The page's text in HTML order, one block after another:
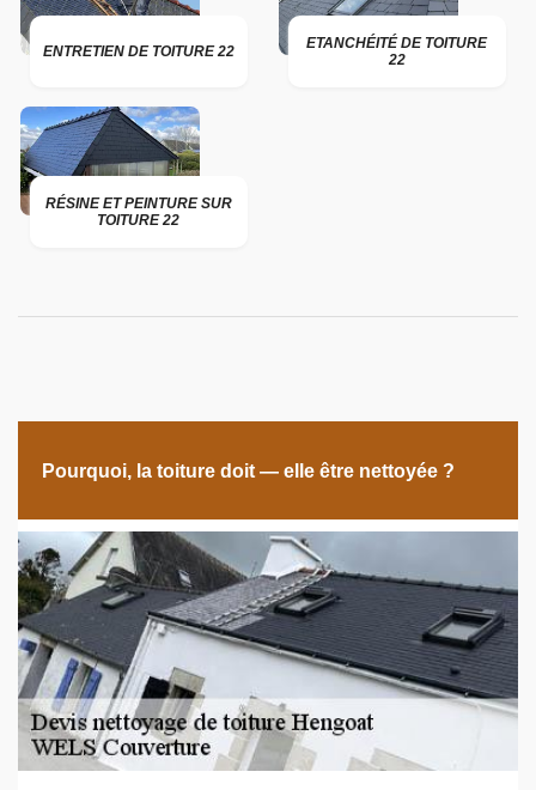
ENTRETIEN DE TOITURE 22
ETANCHÉITÉ DE TOITURE
22
RÉSINE ET PEINTURE SUR
TOITURE 22
Pourquoi, la toiture doit — elle être nettoyée ?